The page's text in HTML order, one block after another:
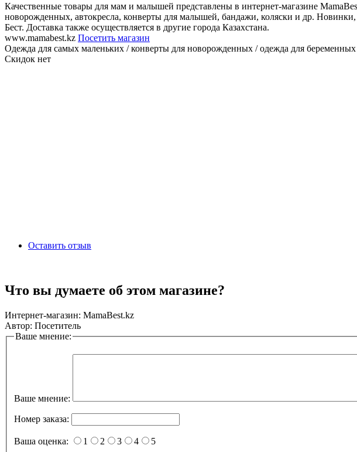
Качественные товары для мам и малышей представлены в интернет-магазине
новорожденных, автокресла, конверты для малышей, бандажи, коляски и др.
Бест. Доставка также осуществляется в другие города Казахстана.
www.mamabest.kz Посетить магазин
Одежда для самых маленьких / конверты для новорожденных / одежда для
Скидок нет
Оставить отзыв
Что вы думаете об этом магазине?
Интернет-магазин: MamaBest.kz
Автор: Посетитель
Ваше мнение:
Ваше мнение:
Номер заказа:
Ваша оценка: 1 2 3 4 5